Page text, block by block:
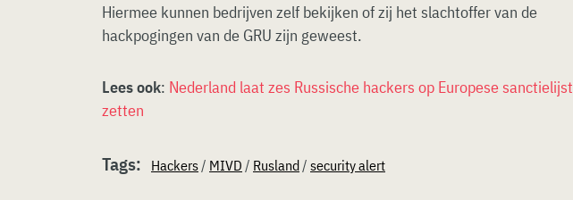
Hiermee kunnen bedrijven zelf bekijken of zij het slachtoffer van de
hackpogingen van de GRU zijn geweest.
Lees ook: Nederland laat zes Russische hackers op Europese sanctielijst
zetten
Tags: Hackers/ MIVD / Rusland/ security alert